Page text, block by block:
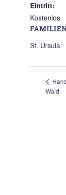
Eintritt:
Kostenlos
St. Ursula
Wald